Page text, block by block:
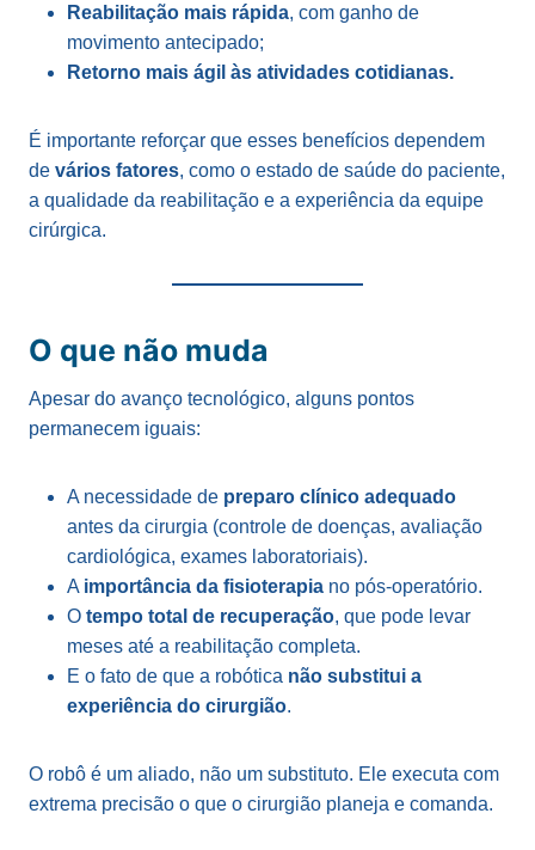
Reabilitação mais rápida, com ganho de
movimento antecipado;
Retorno mais ágil às atividades cotidianas.
É importante reforçar que esses benefícios dependem
de vários fatores, como o estado de saúde do paciente,
a qualidade da reabilitação e a experiência da equipe
cirúrgica.
O que não muda
Apesar do avanço tecnológico, alguns pontos
permanecem iguais:
A necessidade de preparo clínico adequado
antes da cirurgia (controle de doenças, avaliação
cardiológica, exames laboratoriais).
A importância da fisioterapia no pós-operatório.
O tempo total de recuperação, que pode levar
meses até a reabilitação completa.
E o fato de que a robótica não substitui a
experiência do cirurgião.
O robô é um aliado, não um substituto. Ele executa com
extrema precisão o que o cirurgião planeja e comanda.